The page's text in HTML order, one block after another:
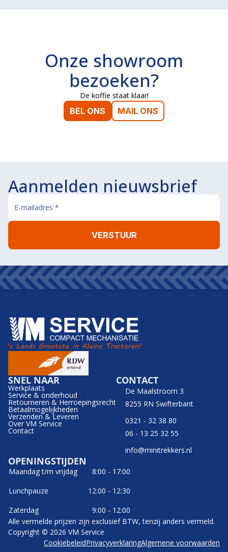
Onze showroom
bezoeken?
De koffie staat klaar!
BEL ONS MAIL ONS
Aanmelden nieuwsbrief
SNEL NAAR
Werkplaats
Service & onderhoud
Retourneren & Herroepingsrecht
Betaalmogelijkheden
Verzenden & Leveren
Over VM Service
Contact
CONTACT
De Maalstroom 3
8255 RN Swifterbant
0321 - 32 38 80
06 - 13 25 32 55
info@minitrekkers.nl
OPENINGSTIJDEN
Maandag t/m vrijdag
8:00 - 17:00
Lunchpauze
12:00 - 12:30
Zaterdag
9:00 - 12:00
Alle vermelde prijzen zijn exclusief BTW, tenzij anders vermeld.
Copyright © 2026 VM Service
CookiebeleidPrivacyverklaringAlgemene voorwaarden